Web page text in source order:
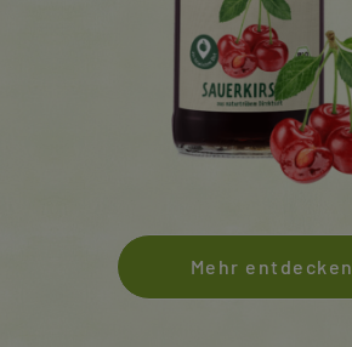
Mehr entdecken